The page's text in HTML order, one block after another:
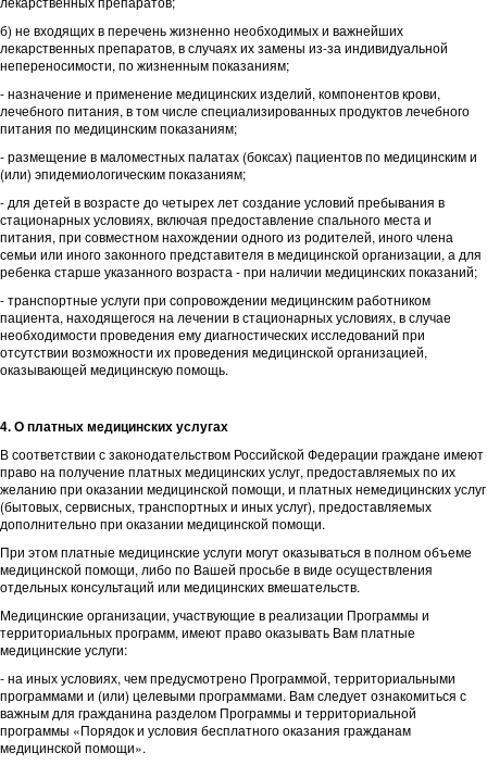
б) не входящих в перечень жизненно необходимых и важнейших
лекарственных препаратов, в случаях их замены из-за индивидуальной
непереносимости, по жизненным показаниям;
- назначение и применение медицинских изделий, компонентов крови,
лечебного питания, в том числе специализированных продуктов лечебного
питания по медицинским показаниям;
- размещение в маломестных палатах (боксах) пациентов по медицинским и
(или) эпидемиологическим показаниям;
- для детей в возрасте до четырех лет создание условий пребывания в
стационарных условиях, включая предоставление спального места и
питания, при совместном нахождении одного из родителей, иного члена
семьи или иного законного представителя в медицинской организации, а для
ребенка старше указанного возраста - при наличии медицинских показаний;
- транспортные услуги при сопровождении медицинским работником
пациента, находящегося на лечении в стационарных условиях, в случае
необходимости проведения ему диагностических исследований при
отсутствии возможности их проведения медицинской организацией,
оказывающей медицинскую помощь.
4. О платных медицинских услугах
В соответствии с законодательством Российской Федерации граждане имеют
право на получение платных медицинских услуг, предоставляемых по их
желанию при оказании медицинской помощи, и платных немедицинских услуг
(бытовых, сервисных, транспортных и иных услуг), предоставляемых
дополнительно при оказании медицинской помощи.
При этом платные медицинские услуги могут оказываться в полном объеме
медицинской помощи, либо по Вашей просьбе в виде осуществления
отдельных консультаций или медицинских вмешательств.
Медицинские организации, участвующие в реализации Программы и
территориальных программ, имеют право оказывать Вам платные
медицинские услуги:
- на иных условиях, чем предусмотрено Программой, территориальными
программами и (или) целевыми программами. Вам следует ознакомиться с
важным для гражданина разделом Программы и территориальной
программы «Порядок и условия бесплатного оказания гражданам
медицинской помощи».